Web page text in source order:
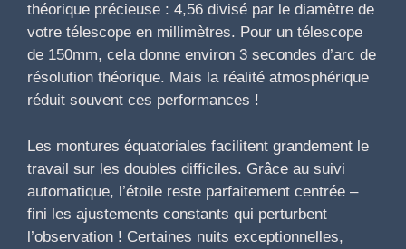
théorique précieuse : 4,56 divisé par le diamètre de
votre télescope en millimètres. Pour un télescope
de 150mm, cela donne environ 3 secondes d’arc de
résolution théorique. Mais la réalité atmosphérique
réduit souvent ces performances !
Les montures équatoriales facilitent grandement le
travail sur les doubles difficiles. Grâce au suivi
automatique, l’étoile reste parfaitement centrée –
fini les ajustements constants qui perturbent
l’observation ! Certaines nuits exceptionnelles,